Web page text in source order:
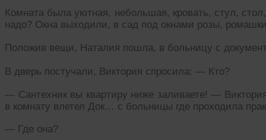
Комната была уютная, небольшая, кровать, стул,
надо? Окна выходили, в сад под окнами розы,
Положив вещи, Наталия пошла, в больницу с
В дверь постучали, Виктория спросила: — Кто?
— Сантехник вы квартиру ниже заливаете! —
в комнату влетел Док… с больницы где проходила
— Где она?